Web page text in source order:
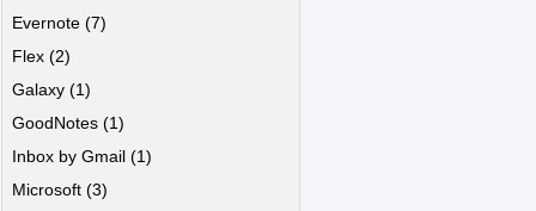
Evernote (7)
Flex (2)
Galaxy (1)
GoodNotes (1)
Inbox by Gmail (1)
Microsoft (3)